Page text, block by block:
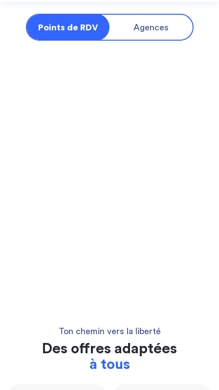
Points de RDV Agences
Ton chemin vers la liberté
Des offres adaptées
à tous